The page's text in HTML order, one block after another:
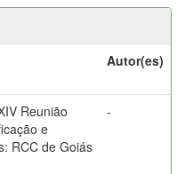
Autor(es)
Reunião
e
RCC de Goiás
-